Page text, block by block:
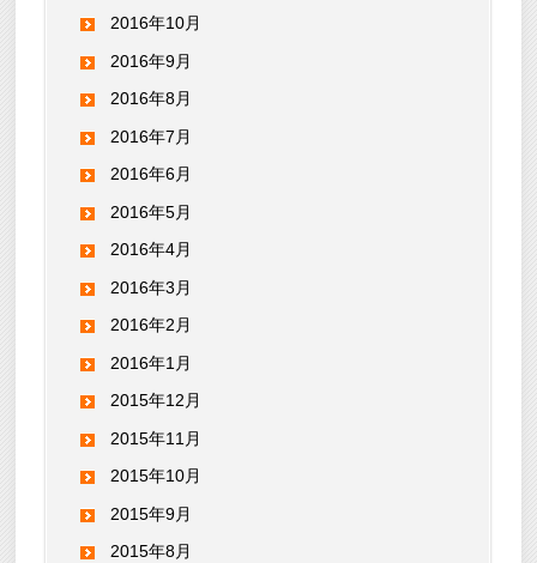
2016年10月
2016年9月
2016年8月
2016年7月
2016年6月
2016年5月
2016年4月
2016年3月
2016年2月
2016年1月
2015年12月
2015年11月
2015年10月
2015年9月
2015年8月